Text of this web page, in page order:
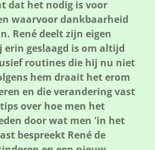
dat het nodig is voor
waarvoor dankbaarheid
René deelt zijn eigen
geslaagd is om altijd
routines die hij nu niet
hem draait het erom
en die verandering vast
over hoe men het
door wat men 'in het
bespreekt René de